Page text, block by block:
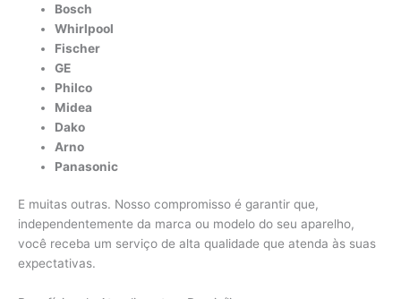
Bosch
Whirlpool
Fischer
GE
Philco
Midea
Dako
Arno
Panasonic
E muitas outras. Nosso compromisso é garantir que,
independentemente da marca ou modelo do seu aparelho,
você receba um serviço de alta qualidade que atenda às suas
expectativas.